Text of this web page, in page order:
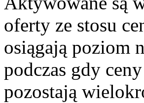
oferty ze stosu
osiągają poziom
podczas gdy
pozostają